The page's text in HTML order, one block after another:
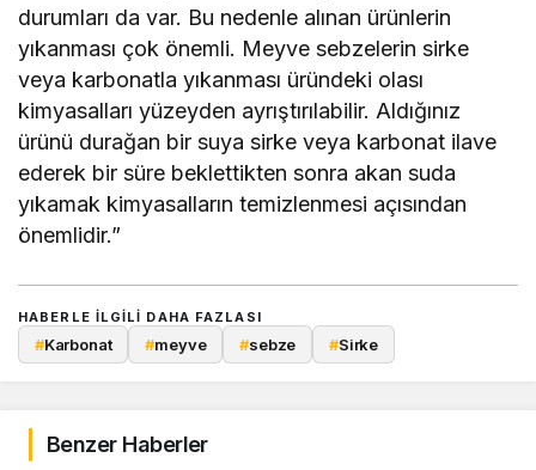
durumları da var. Bu nedenle alınan ürünlerin
yıkanması çok önemli. Meyve sebzelerin sirke
veya karbonatla yıkanması üründeki olası
kimyasalları yüzeyden ayrıştırılabilir. Aldığınız
ürünü durağan bir suya sirke veya karbonat ilave
ederek bir süre beklettikten sonra akan suda
yıkamak kimyasalların temizlenmesi açısından
önemlidir.”
HABERLE ILGILI DAHA FAZLASI
#Karbonat #meyve #sebze #Sirke
Benzer Haberler